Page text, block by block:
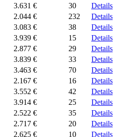
3.631 € 30
Details
2.044 € 232
Details
3.083 € 38
Details
3.939 € 15
Details
2.877 € 29
Details
3.839 € 33
Details
3.463 € 70
Details
2.167 € 16
Details
3.552 € 42
Details
3.914 € 25
Details
2.522 € 35
Details
2.717 € 20
Details
2.625 € 10
Details